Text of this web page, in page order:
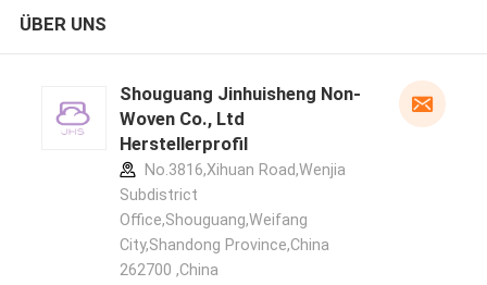
ÜBER UNS
Shouguang Jinhuisheng Non-
Woven Co., Ltd
Herstellerprofil
No.3816,Xihuan Road,Wenjia
Subdistrict
Office,Shouguang,Weifang
City,Shandong Province,China
262700 ,China